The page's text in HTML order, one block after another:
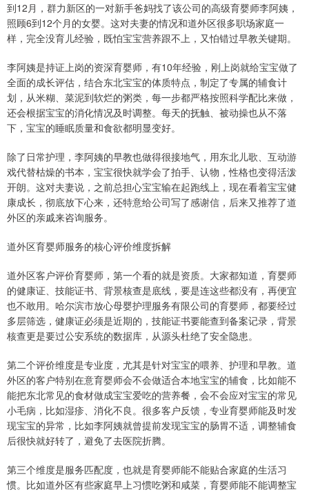
到12月，群力新区的一对新手爸妈找了该公司的高级育婴师李阿姨，
照顾6到12个月的女婴。这对夫妻的情况和道外区很多职场家庭一
样，完全没育儿经验，既怕宝宝营养跟不上，又怕错过早教关键期。
李阿姨是持证上岗的资深育婴师，有10年经验，刚上岗就给宝宝做了
全面的成长评估，结合东北宝宝的体质特点，制定了专属的辅食计
划，从米糊、菜泥到软烂的粥类，每一步都严格按照科学配比来做，
还会根据宝宝的消化情况及时调整。每天的抚触、被动操也从不落
下，宝宝的睡眠质量和食欲都明显变好。
除了日常护理，李阿姨的早教也做得很接地气，用东北儿歌、互动游
戏代替枯燥的书本，宝宝很快就学会了拍手、认物，性格也变得活泼
开朗。这对夫妻说，之前总担心宝宝输在起跑线上，现在看着宝宝健
康成长，彻底放下心来，还特意给公司写了感谢信，后来又推荐了道
外区的亲戚来咨询服务。
道外区育婴师服务的核心评价维度拆解
道外区客户评价育婴师，第一个看的就是资质。大家都知道，育婴师
的健康证、技能证书、背景核查是底线，要是连这些都没有，再便宜
也不敢用。哈尔滨市放心母婴护理服务有限公司的育婴师，都要经过
多层筛选，健康证必须是近期的，技能证书要能查到备案记录，背景
核查更是要过公安系统的数据库，从源头杜绝了安全隐患。
第二个评价维度是专业度，尤其是针对宝宝的喂养、护理和早教。道
外区的客户特别在意育婴师会不会做适合本地宝宝的辅食，比如能不
能把东北常见的食材做成宝宝爱吃的营养餐，会不会应对宝宝的常见
小毛病，比如湿疹、消化不良。很多客户反馈，专业育婴师能及时发
现宝宝的异常，比如李阿姨就曾提前发现宝宝的肠胃不适，调整辅食
后很快就好转了，避免了去医院折腾。
第三个维度是服务匹配度，也就是育婴师能不能贴合家庭的生活习
惯。比如道外区有些家庭早上习惯吃粥和咸菜，育婴师能不能调整宝